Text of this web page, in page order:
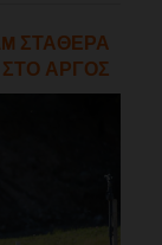
ΣΤΑΘΕΡΑ
ΑΡΓΟΣ